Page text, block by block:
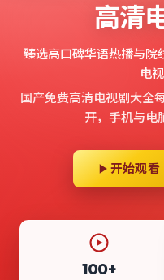
高清
臻选高口碑华语热播与院
电
国产免费高清电视剧大全
开，手机与电
开始观看
100+